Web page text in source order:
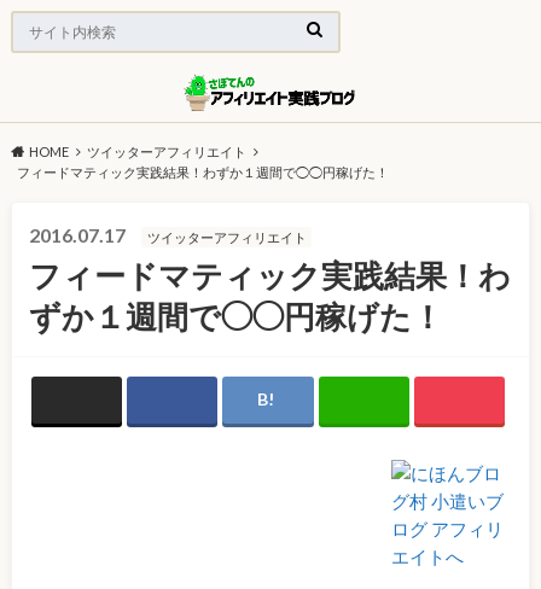
HOME
ツイッターアフィリエイト
フィードマティック実践結果！わずか１週間で◯◯円稼げた！
2016.07.17 ツイッターアフィリエイト
フィードマティック実践結果！わ
ずか１週間で◯◯円稼げた！